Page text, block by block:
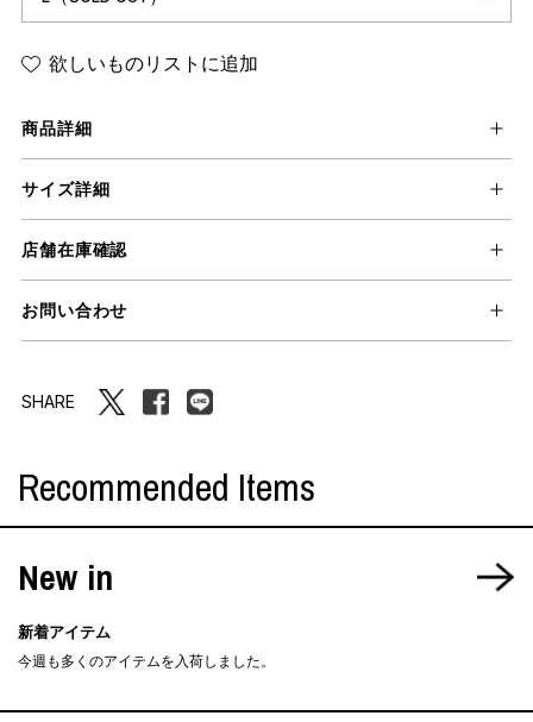
欲しいものリストに追加
商品詳細
サイズ詳細
店舗在庫確認
お問い合わせ
SHARE
Recommended Items
New in
新着アイテム
今週も多くのアイテムを入荷しました。